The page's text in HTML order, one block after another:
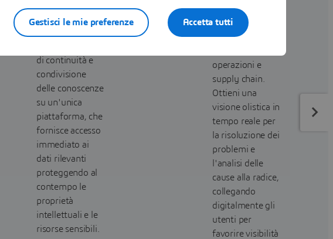
verità.
di continuità e
condivisione
delle conoscenze
su un'unica
piattaforma, che
fornisce accesso
immediato ai
dati rilevanti
proteggendo al
contempo le
proprietà
intellettuali e le
risorse sensibili.
modelli e dati
per abbattere i
silos tra
operazioni e
supply chain.
Ottieni una
visione olistica in
tempo reale per
la risoluzione dei
problemi e
l'analisi delle
cause alla radice,
collegando
digitalmente gli
utenti per
favorire visibilità
Accetta tutti
Gestisci le mie preferenze